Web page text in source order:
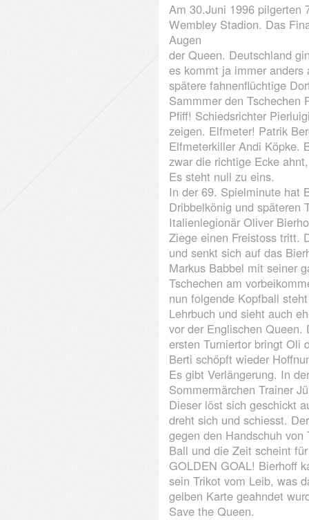
Am 30.Juni 1996 pilgerten
Wembley Stadion. Das
Augen
der Queen. Deutschland
es kommt ja immer
spätere fahnenflüchtige
Sammmer den Tschechen
Pfiff! Schiedsrichter
zeigen. Elfmeter! Patrik
Elfmeterkiller Andi Köpke.
zwar die richtige Ecke
Es steht null zu eins.
In der 69. Spielminute hat
Dribbelkönig und späteren
Italienlegionär Oliver
Ziege einen Freistoss tritt.
und senkt sich auf das
Markus Babbel mit seiner
Tschechen am
nun folgende Kopfball
Lehrbuch und sieht auch
vor der Englischen
ersten Turniertor bringt Oli
Berti schöpft wieder
Es gibt Verlängerung. In
Sommermärchen Trainer
Dieser löst sich geschickt
dreht sich und schiesst.
gegen den Handschuh
Ball und die Zeit scheint
GOLDEN GOAL! Bierhoff
sein Trikot vom Leib, was
gelben Karte geahndet
Save the Queen.